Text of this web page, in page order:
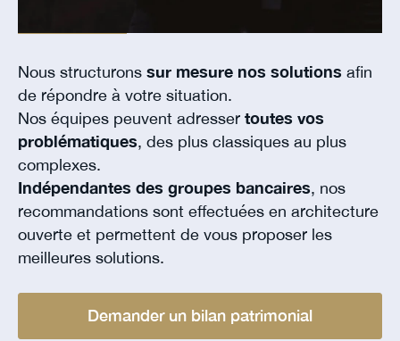
Nous structurons sur mesure nos solutions afin
de répondre à votre situation.
Nos équipes peuvent adresser toutes vos
problématiques, des plus classiques au plus
complexes.
Indépendantes des groupes bancaires, nos
recommandations sont effectuées en architecture
ouverte et permettent de vous proposer les
meilleures solutions.
Demander un bilan patrimonial